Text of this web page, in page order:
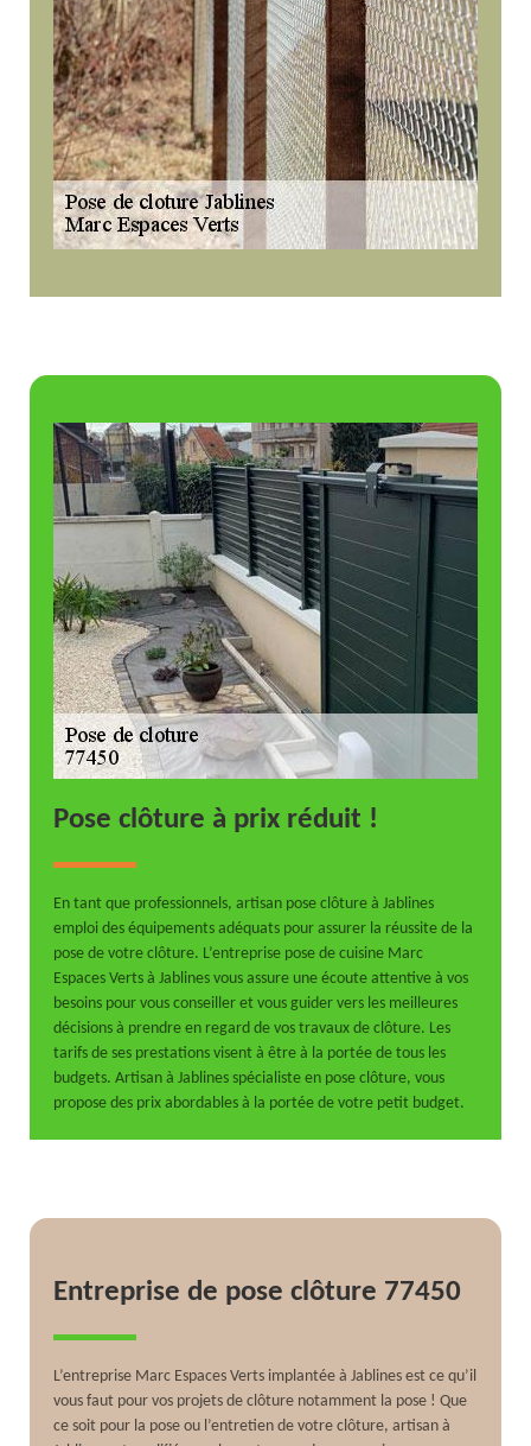
Pose clôture à prix réduit !
En tant que professionnels, artisan pose clôture à Jablines
emploi des équipements adéquats pour assurer la réussite de la
pose de votre clôture. L’entreprise pose de cuisine Marc
Espaces Verts à Jablines vous assure une écoute attentive à vos
besoins pour vous conseiller et vous guider vers les meilleures
décisions à prendre en regard de vos travaux de clôture. Les
tarifs de ses prestations visent à être à la portée de tous les
budgets. Artisan à Jablines spécialiste en pose clôture, vous
propose des prix abordables à la portée de votre petit budget.
Entreprise de pose clôture 77450
L’entreprise Marc Espaces Verts implantée à Jablines est ce qu’il
vous faut pour vos projets de clôture notamment la pose ! Que
ce soit pour la pose ou l’entretien de votre clôture, artisan à